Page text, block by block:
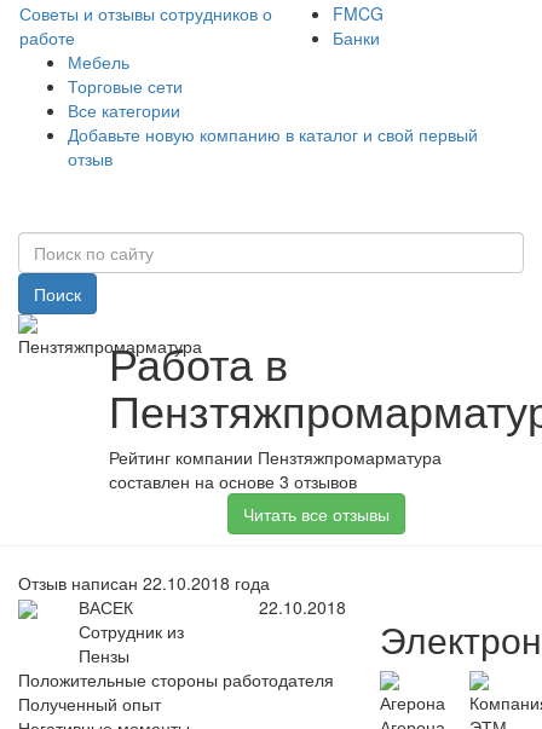
Советы и отзывы сотрудников о
работе
FMCG
Банки
Мебель
Торговые сети
Все категории
Добавьте новую компанию в каталог и свой первый
отзыв
Поиск
Работа в
Рейтинг компании Пензтяжпромарматура
составлен на основе 3 отзывов
Читать все отзывы
Отзыв написан 22.10.2018 года
ВАСЕК
Сотрудник из
Пензы
22.10.2018
Положительные стороны работодателя
Полученный опыт